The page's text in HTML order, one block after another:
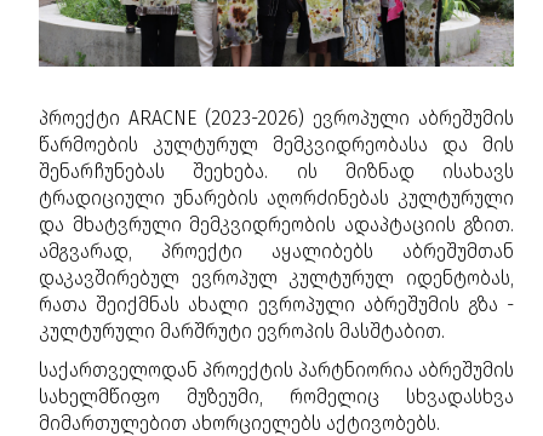
პროექტი ARACNE (2023-2026) ევროპული აბრეშუმის
წარმოების კულტურულ მემკვიდრეობასა და მის
შენარჩუნებას შეეხება. ის მიზნად ისახავს
ტრადიციული უნარების აღორძინებას კულტურული
და მხატვრული მემკვიდრეობის ადაპტაციის გზით.
ამგვარად, პროექტი აყალიბებს აბრეშუმთან
დაკავშირებულ ევროპულ კულტურულ იდენტობას,
რათა შეიქმნას ახალი ევროპული აბრეშუმის გზა -
კულტურული მარშრუტი ევროპის მასშტაბით.
საქართველოდან პროექტის პარტნიორია აბრეშუმის
სახელმწიფო მუზეუმი, რომელიც სხვადასხვა
მიმართულებით ახორციელებს აქტივობებს.